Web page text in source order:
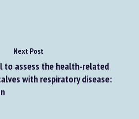
Next Post
to assess the health-related
with respiratory disease: